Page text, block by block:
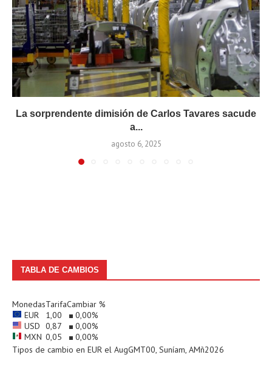
La sorprendente dimisión de Carlos Tavares sacude
a...
agosto 6, 2025
TABLA DE CAMBIOS
MonedasTarifaCambiar %
EUR
1,00 0,00%
USD 0,87 0,00%
MXN 0,05 0,00%
Tipos de cambio en EUR el AugGMT00, Suníam, AMñ2026